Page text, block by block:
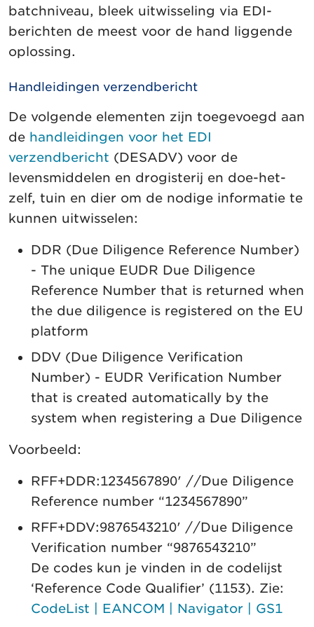
batchniveau, bleek uitwisseling via EDI-
berichten de meest voor de hand liggende
oplossing.
Handleidingen verzendbericht
De volgende elementen zijn toegevoegd aan
de handleidingen voor het EDI
verzendbericht (DESADV) voor de
levensmiddelen en drogisterij en doe-het-
zelf, tuin en dier om de nodige informatie te
kunnen uitwisselen:
DDR (Due Diligence Reference Number)
- The unique EUDR Due Diligence
Reference Number that is returned when
the due diligence is registered on the EU
platform
DDV (Due Diligence Verification
Number) - EUDR Verification Number
that is created automatically by the
system when registering a Due Diligence
Voorbeeld:
RFF+DDR:1234567890' //Due Diligence
Reference number “1234567890”
RFF+DDV:9876543210' //Due Diligence
Verification number “9876543210”
De codes kun je vinden in de codelijst
‘Reference Code Qualifier’ (1153). Zie:
CodeList | EANCOM | Navigator | GS1